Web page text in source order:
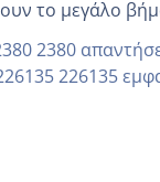
το μεγάλο
μέσω
μοιραστούμε
και κάθε
2380
226135